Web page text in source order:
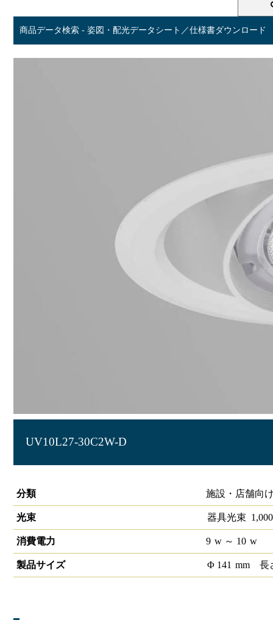
商品データ検索 - 姿図・配光データシート／仕様書ダウンロード
UV10L27-30C2W-D
分類
施設・店舗向
光束 器具光束 1,000
消費電力 9 w～ 10 w
製品サイズ Φ 141 mm 長